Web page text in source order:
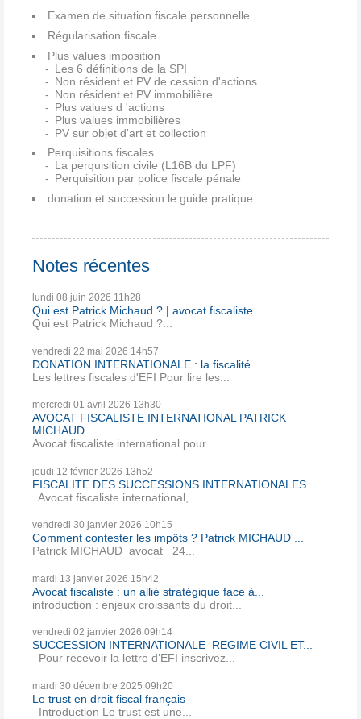
Examen de situation fiscale personnelle
Régularisation fiscale
Plus values imposition
Les 6 définitions de la SPI
Non résident et PV de cession d'actions
Non résident et PV immobilière
Plus values d 'actions
Plus values immobilières
PV sur objet d'art et collection
Perquisitions fiscales
La perquisition civile (L16B du LPF)
Perquisition par police fiscale pénale
donation et succession le guide pratique
Notes récentes
lundi 08 juin 2026 11h28
Qui est Patrick Michaud ? | avocat fiscaliste
Qui est Patrick Michaud ?...
vendredi 22 mai 2026 14h57
DONATION INTERNATIONALE : la fiscalité
Les lettres fiscales d'EFI Pour lire les...
mercredi 01 avril 2026 13h30
AVOCAT FISCALISTE INTERNATIONAL PATRICK
MICHAUD
Avocat fiscaliste international pour...
jeudi 12 février 2026 13h52
FISCALITE DES SUCCESSIONS INTERNATIONALES ....
Avocat fiscaliste international,...
vendredi 30 janvier 2026 10h15
Comment contester les impôts ? Patrick MICHAUD ...
Patrick MICHAUD avocat 24...
mardi 13 janvier 2026 15h42
Avocat fiscaliste : un allié stratégique face à...
introduction : enjeux croissants du droit...
vendredi 02 janvier 2026 09h14
SUCCESSION INTERNATIONALE REGIME CIVIL ET...
Pour recevoir la lettre d’EFI inscrivez...
mardi 30 décembre 2025 09h20
Le trust en droit fiscal français
Introduction Le trust est une...